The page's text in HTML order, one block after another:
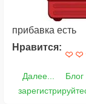
прибавка есть
Нравится:
Далее...